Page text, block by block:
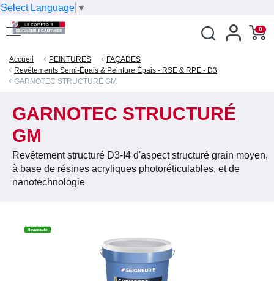
Select Language ▼
0
Accueil PEINTURES
FAÇADES
Revêtements Semi-Épais & Peinture Épais - RSE & RPE - D3
GARNOTEC STRUCTURÉ GM
GARNOTEC STRUCTURÉ
GM
Revêtement structuré D3-I4 d'aspect structuré grain moyen,
à base de résines acryliques photoréticulables, et de
nanotechnologie